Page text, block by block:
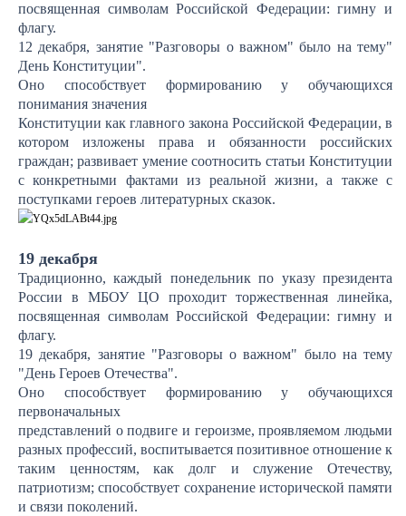
посвященная символам Российской Федерации: гимну и
флагу.
12 декабря, занятие "Разговоры о важном" было на тему"
День Конституции".
Оно способствует формированию у обучающихся
понимания значения
Конституции как главного закона Российской Федерации, в
котором изложены права и обязанности российских
граждан; развивает умение соотносить статьи Конституции
с конкретными фактами из реальной жизни, а также с
поступками героев литературных сказок.
19 декабря
Традиционно, каждый понедельник по указу президента
России в МБОУ ЦО проходит торжественная линейка,
посвященная символам Российской Федерации: гимну и
флагу.
19 декабря, занятие "Разговоры о важном" было на тему
"День Героев Отечества".
Оно способствует формированию у обучающихся
первоначальных
представлений о подвиге и героизме, проявляемом людьми
разных профессий, воспитывается позитивное отношение к
таким ценностям, как долг и служение Отечеству,
патриотизм; способствует сохранение исторической памяти
и связи поколений.